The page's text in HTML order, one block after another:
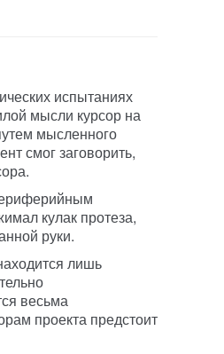
испытаниях
мысли курсор на
мысленного
смог заговорить,
кулак протеза,
руки.
лишь
весьма
проекта предстоит